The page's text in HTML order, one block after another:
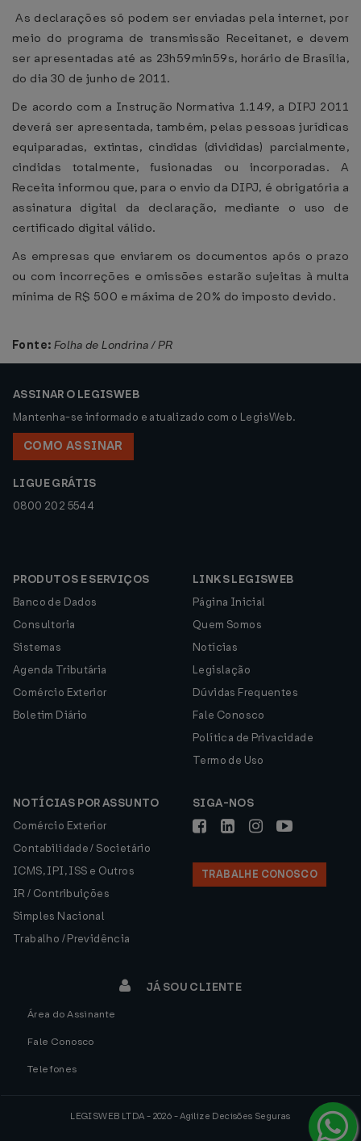
As declarações só podem ser enviadas pela internet, por
meio do programa de transmissão Receitanet, e devem
ser apresentadas até as 23h59min59s, horário de Brasília,
do dia 30 de junho de 2011.
De acordo com a Instrução Normativa 1.149, a DIPJ 2011
deverá ser apresentada, também, pelas pessoas jurídicas
equiparadas, extintas, cindidas (divididas) parcialmente,
cindidas totalmente, fusionadas ou incorporadas. A
Receita informou que, para o envio da DIPJ, é obrigatória a
assinatura digital da declaração, mediante o uso de
certificado digital válido.
As empresas que enviarem os documentos após o prazo
ou com incorreções e omissões estarão sujeitas à multa
mínima de R$ 500 e máxima de 20% do imposto devido.
Fonte: Folha de Londrina / PR
ASSINAR O LEGISWEB
Mantenha-se informado e atualizado com o LegisWeb.
COMO ASSINAR
LIGUE GRÁTIS
0800 202 5544
PRODUTOS E SERVIÇOS
Banco de Dados
Consultoria
Sistemas
Agenda Tributária
Comércio Exterior
Boletim Diário
LINKS LEGISWEB
Página Inicial
Quem Somos
Notícias
Legislação
Dúvidas Frequentes
Fale Conosco
Política de Privacidade
Termo de Uso
NOTÍCIAS POR ASSUNTO
Comércio Exterior
Contabilidade / Societário
ICMS, IPI, ISS e Outros
IR / Contribuições
Simples Nacional
Trabalho / Previdência
SIGA-NOS
TRABALHE CONOSCO
JÁ SOU CLIENTE
Área do Assinante
Fale Conosco
Telefones
LEGISWEB LTDA - 2026 - Agilize Decisões Seguras